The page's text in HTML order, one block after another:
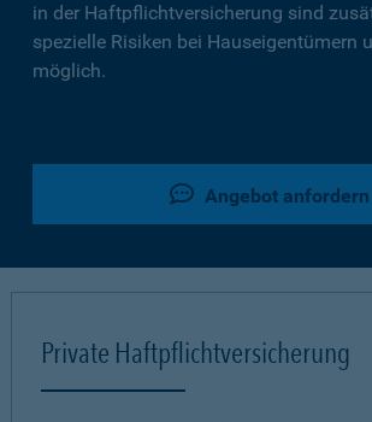
in der Haftpflichtversicherung sind
spezielle Risiken bei Hauseigentümern
möglich.
Angebot anfordern
Private Haftpflichtversicherung